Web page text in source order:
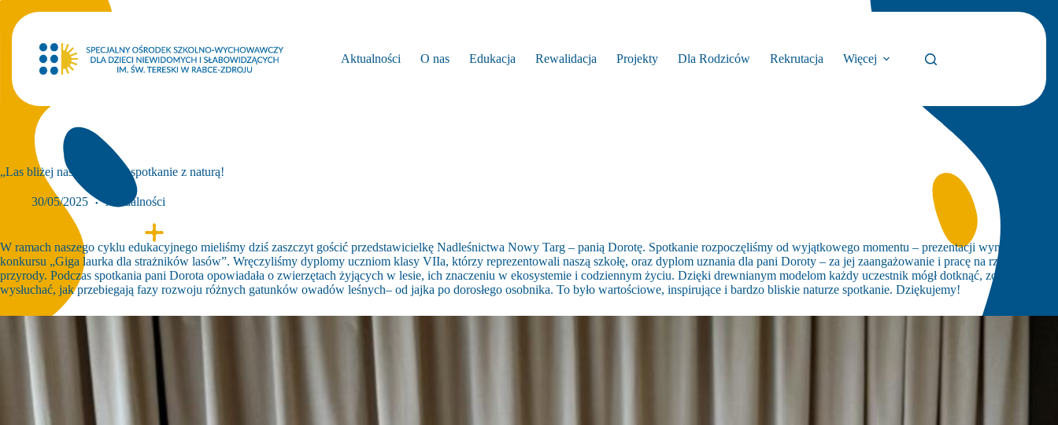
Przejdź
treści
Aktualności
O nas Edukacja Rewalidacja Projekty Dla Rodziców Rekrutacja Więcej
„Las bliżej nas” – kolejne spotkanie z naturą!
30/05/2025 Aktualności
W ramach naszego cyklu edukacyjnego mieliśmy dziś zaszczyt gościć przedstawicielkę Nadleśnictwa Nowy Targ – panią Dorotę. Spotkanie rozpoczęliśmy od wyjątkowego momentu – prezentacji wyników
konkursu „Giga laurka dla strażników lasów”. Wręczyliśmy dyplomy uczniom klasy VIIa, którzy reprezentowali naszą szkołę, oraz dyplom uznania dla pani Doroty – za jej zaangażowanie i pracę na rzecz
przyrody. Podczas spotkania pani Dorota opowiadała o zwierzętach żyjących w lesie, ich znaczeniu w ekosystemie i codziennym życiu. Dzięki drewnianym modelom każdy uczestnik mógł dotknąć, zobaczyć i
wysłuchać, jak przebiegają fazy rozwoju różnych gatunków owadów leśnych– od jajka po dorosłego osobnika. To było wartościowe, inspirujące i bardzo bliskie naturze spotkanie. Dziękujemy!